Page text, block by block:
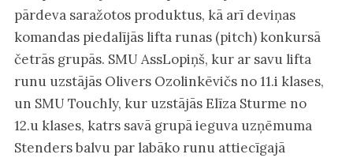
pārdeva saražotos produktus, kā arī deviņas
komandas piedalījās lifta runas (pitch) konkursā
četrās grupās. SMU AssLopiņš, kur ar savu lifta
runu uzstājās Olivers Ozolinkēvičs no 11.i klases,
un SMU Touchly, kur uzstājās Elīza Sturme no
12.u klases, katrs savā grupā ieguva uzņēmuma
Stenders balvu par labāko runu attiecīgajā